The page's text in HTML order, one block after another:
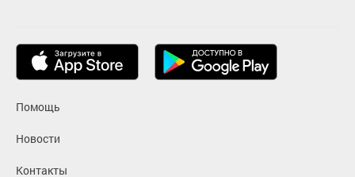
Помощь
Новости
Контакты